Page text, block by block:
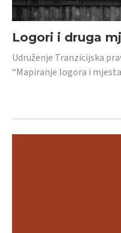
Logori i druga
Udruženje Tranzicijska
“Mapiranje logora i